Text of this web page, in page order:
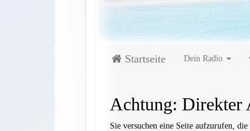
Startseite Dein Radio
Achtung: Direkter
Sie versuchen eine Seite aufzurufen,